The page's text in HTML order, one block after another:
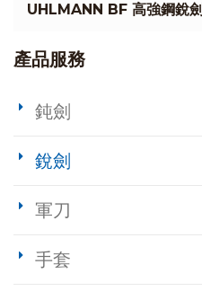
UHLMANN BF 高強鋼銳劍
產品服務
鈍劍
銳劍
軍刀
手套